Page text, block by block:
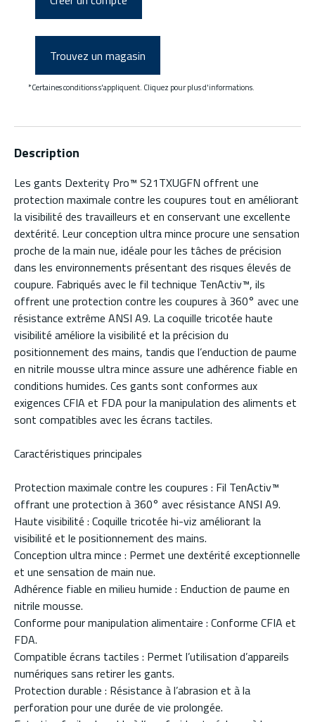
Trouvez un magasin
*Certaines conditions s'appliquent. Cliquez pour plus d'informations.
Description
Les gants Dexterity Pro™ S21TXUGFN offrent une
protection maximale contre les coupures tout en améliorant
la visibilité des travailleurs et en conservant une excellente
dextérité. Leur conception ultra mince procure une sensation
proche de la main nue, idéale pour les tâches de précision
dans les environnements présentant des risques élevés de
coupure. Fabriqués avec le fil technique TenActiv™, ils
offrent une protection contre les coupures à 360° avec une
résistance extrême ANSI A9. La coquille tricotée haute
visibilité améliore la visibilité et la précision du
positionnement des mains, tandis que l’enduction de paume
en nitrile mousse ultra mince assure une adhérence fiable en
conditions humides. Ces gants sont conformes aux
exigences CFIA et FDA pour la manipulation des aliments et
sont compatibles avec les écrans tactiles.
Caractéristiques principales
Protection maximale contre les coupures : Fil TenActiv™
offrant une protection à 360° avec résistance ANSI A9.
Haute visibilité : Coquille tricotée hi-viz améliorant la
visibilité et le positionnement des mains.
Conception ultra mince : Permet une dextérité exceptionnelle
et une sensation de main nue.
Adhérence fiable en milieu humide : Enduction de paume en
nitrile mousse.
Conforme pour manipulation alimentaire : Conforme CFIA et
FDA.
Compatible écrans tactiles : Permet l’utilisation d’appareils
numériques sans retirer les gants.
Protection durable : Résistance à l’abrasion et à la
perforation pour une durée de vie prolongée.